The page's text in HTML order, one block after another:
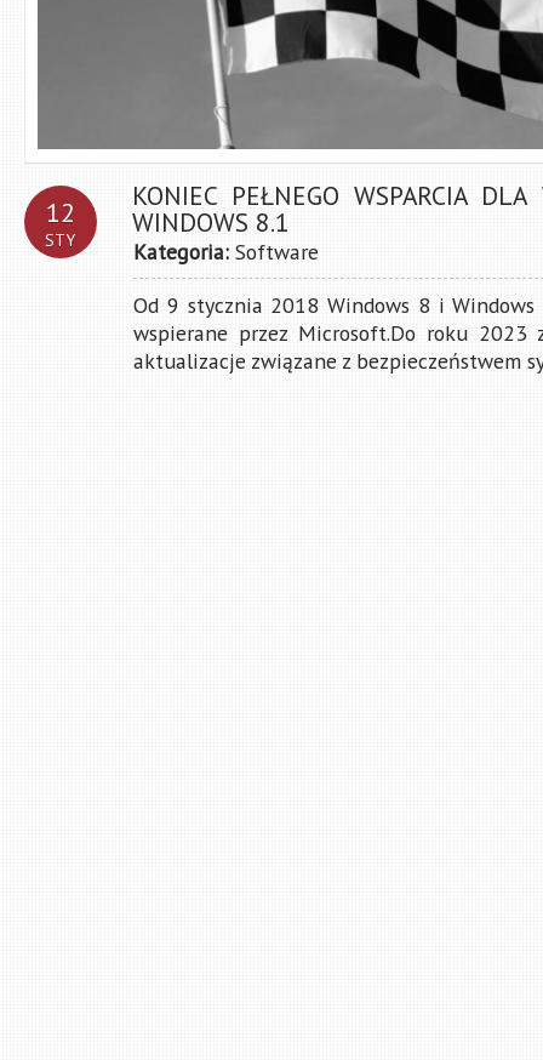
12
STY
KONIEC PEŁNEGO WSPARCIA
WINDOWS 8.1
Kategoria: Software
Od 9 stycznia 2018 Windows 8 i
wspierane przez Microsoft.Do roku 2023
aktualizacje związane z bezpieczeństwem